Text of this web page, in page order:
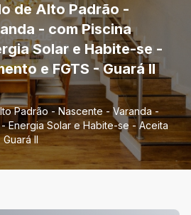
de Alto Padrão -
- com Piscina
Solar e Habite-se -
e FGTS - Guará II
Padrão - Nascente - Varanda -
Energia Solar e Habite-se - Aceita
II